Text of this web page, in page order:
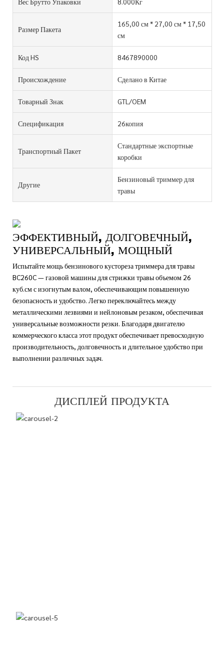
Размер Пакета
165,00 см * 27,00 см * 17,50
см
Код HS 8467890000
Происхождение Сделано в Китае
Товарный Знак GTL/OEM
Спецификация 26копия
Транспортный Пакет
Стандартные экспортные
коробки
Другие
Бензиновый триммер для
травы
ЭФФЕКТИВНЫЙ, ДОЛГОВЕЧНЫЙ,
УНИВЕРСАЛЬНЫЙ, МОЩНЫЙ
Испытайте мощь бензинового кустореза триммера для травы
BC260C — газовой машины для стрижки травы объемом 26
куб.см с изогнутым валом, обеспечивающим повышенную
безопасность и удобство. Легко переключайтесь между
металлическими лезвиями и нейлоновым резаком, обеспечивая
универсальные возможности резки. Благодаря двигателю
коммерческого класса этот продукт обеспечивает превосходную
производительность, долговечность и длительное удобство при
выполнении различных задач.
ДИСПЛЕЙ ПРОДУКТА